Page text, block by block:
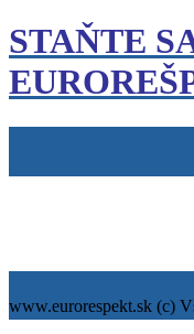
STAŇTE
www.eurorespekt.sk (c)